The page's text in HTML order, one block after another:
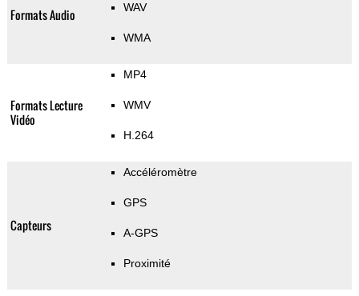
Formats Audio WAV
WMA
Formats Lecture
Vidéo
MP4
WMV
H.264
Capteurs
Accéléromètre
GPS
A-GPS
Proximité